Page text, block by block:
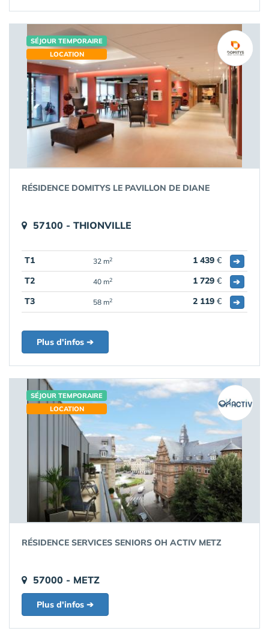
SÉJOUR TEMPORAIRE
LOCATION
RÉSIDENCE DOMITYS LE PAVILLON DE DIANE
57100 - THIONVILLE
T1 32 m2 1 439 €
➔
T2
40 m2 1 729 €
➔
T3
58 m2 2 119 € ➔
Plus d'infos ➔
SÉJOUR TEMPORAIRE
LOCATION
RÉSIDENCE SERVICES SENIORS OH ACTIV METZ
57000 - METZ
Plus d'infos ➔